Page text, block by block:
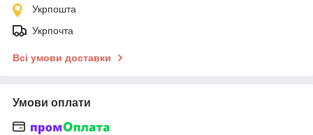
Укрпошта
Укрпочта
Всі умови доставки
Умови оплати